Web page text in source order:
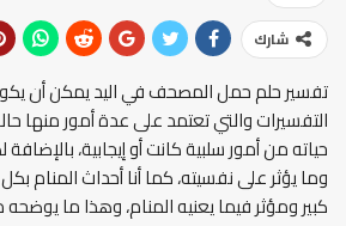
شارك
تفسير حلم حمل المصحف في اليد يمكن أن
التفسيرات والتي تعتمد على عدة أمور منها
حياته من أمور سلبية كانت أو إيجابية،
وما يؤثر على نفسيته، كما أنا أحداث المنام
كبير ومؤثر فيما يعنيه المنام، وهذا ما